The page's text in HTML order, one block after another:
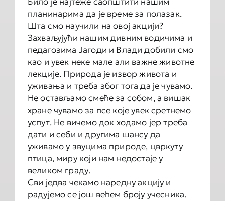
планинарима да је време за полазак.
Шта смо научили на овој акцији?
Захваљујући нашим дивним водичима и
педагозима Јагоди и Влади добили смо
као и увек неке мале али важне животне
лекције. Природа је извор живота и
уживања и треба због тога да је чувамо.
Не остављамо смеће за собом, а вишак
хране чувамо за псе које увек сретнемо
успут. Не вичемо док ходамо јер треба
дати и себи и другима шансу да
уживамо у звуцима природе, цвркуту
птица, миру који нам недостаје у
великом граду.
Сви једва чекамо наредну акцију и
радујемо се још већем броју учесника.